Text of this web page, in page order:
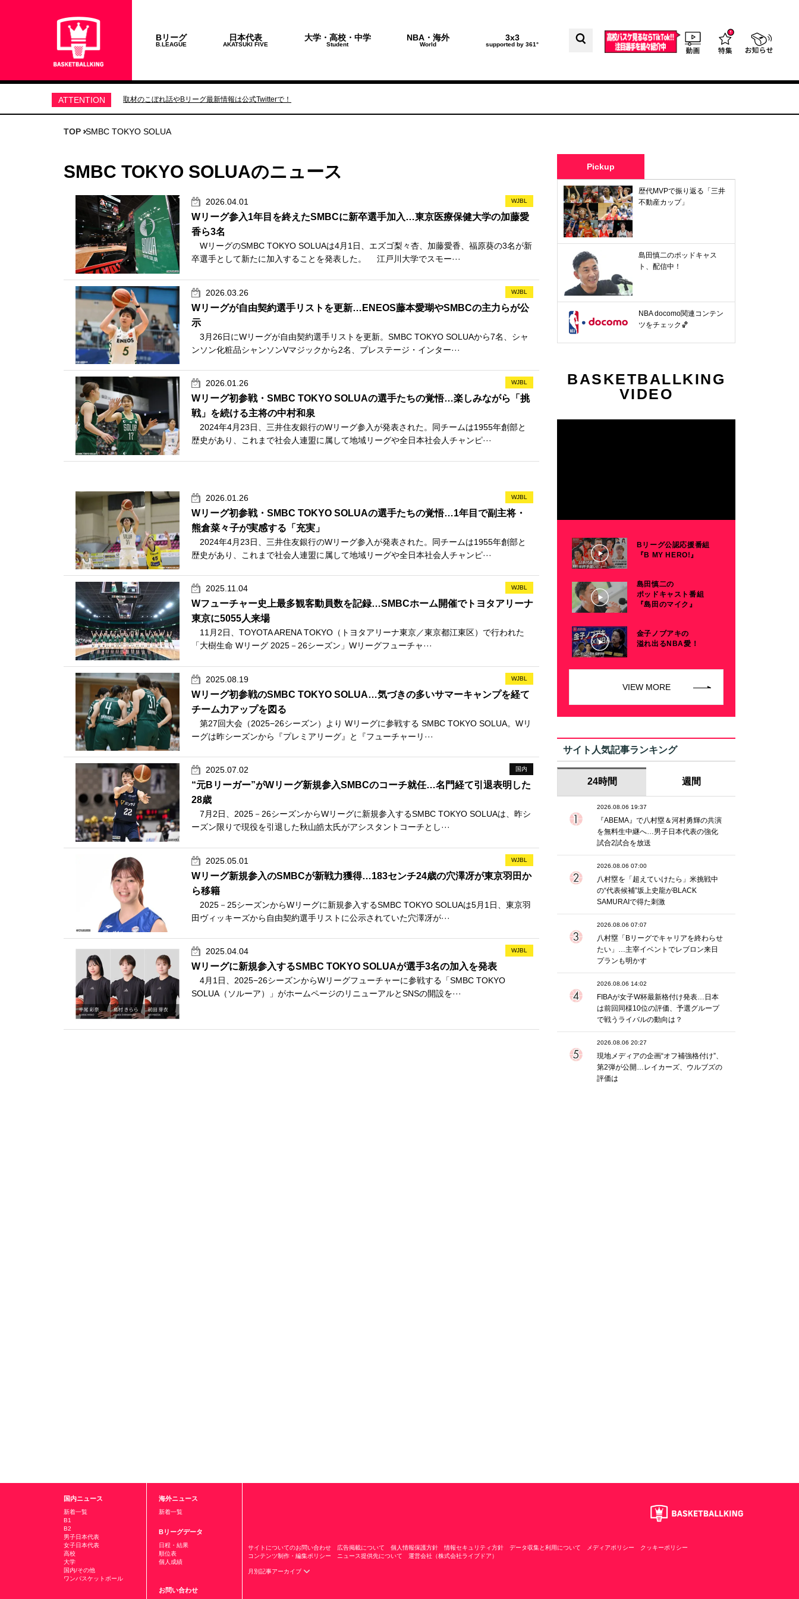
Bリーグ
B.LEAGUE
日本代表
AKATSUKI FIVE
大学・高校・中学
Student
NBA・海外
World
3x3
supported by 361°
ATTENTION 取材のこぼれ話やBリーグ最新情報は公式Twitterで！
TOP SMBC TOKYO SOLUA
SMBC TOKYO SOLUAのニュース
WJBL
2026.04.01
Wリーグ参入1年目を終えたSMBCに新卒選手加入…東京医療保健大学の加藤愛
香ら3名
WリーグのSMBC TOKYO SOLUAは4月1日、エズゴ梨々杏、加藤愛香、福原葵の3名が新
卒選手として新たに加入することを発表した。 江戸川大学でスモー···
WJBL
2026.03.26
Wリーグが自由契約選手リストを更新…ENEOS藤本愛瑚やSMBCの主力らが公
示
3月26日にWリーグが自由契約選手リストを更新。SMBC TOKYO SOLUAから7名、シャ
ンソン化粧品シャンソンVマジックから2名、プレステージ・インター···
WJBL
2026.01.26
Wリーグ初参戦・SMBC TOKYO SOLUAの選手たちの覚悟…楽しみながら「挑
戦」を続ける主将の中村和泉
2024年4月23日、三井住友銀行のWリーグ参入が発表された。同チームは1955年創部と
歴史があり、これまで社会人連盟に属して地域リーグや全日本社会人チャンピ···
WJBL
2026.01.26
Wリーグ初参戦・SMBC TOKYO SOLUAの選手たちの覚悟…1年目で副主将・
熊倉菜々子が実感する「充実」
2024年4月23日、三井住友銀行のWリーグ参入が発表された。同チームは1955年創部と
歴史があり、これまで社会人連盟に属して地域リーグや全日本社会人チャンピ···
WJBL
2025.11.04
Wフューチャー史上最多観客動員数を記録…SMBCホーム開催でトヨタアリーナ
東京に5055人来場
11月2日、TOYOTA ARENA TOKYO（トヨタアリーナ東京／東京都江東区）で行われた
「大樹生命 Wリーグ 2025－26シーズン」Wリーグフューチャ···
WJBL
2025.08.19
Wリーグ初参戦のSMBC TOKYO SOLUA…気づきの多いサマーキャンプを経て
チーム力アップを図る
第27回大会（2025−26シーズン）より Wリーグに参戦する SMBC TOKYO SOLUA。Wリ
ーグは昨シーズンから『プレミアリーグ』と『フューチャーリ···
国内
2025.07.02
“元Bリーガー”がWリーグ新規参入SMBCのコーチ就任…名門経て引退表明した
28歳
7月2日、2025－26シーズンからWリーグに新規参入するSMBC TOKYO SOLUAは、昨シ
ーズン限りで現役を引退した秋山皓太氏がアシスタントコーチとし···
WJBL
2025.05.01
Wリーグ新規参入のSMBCが新戦力獲得…183センチ24歳の穴澤冴が東京羽田か
ら移籍
2025－25シーズンからWリーグに新規参入するSMBC TOKYO SOLUAは5月1日、東京羽
田ヴィッキーズから自由契約選手リストに公示されていた穴澤冴が···
WJBL
2025.04.04
Wリーグに新規参入するSMBC TOKYO SOLUAが選手3名の加入を発表
4月1日、2025−26シーズンからWリーグフューチャーに参戦する「SMBC TOKYO
SOLUA（ソルーア）」がホームページのリニューアルとSNSの開設を···
Pickup
歴代MVPで振り返る「三井
不動産カップ」
島田慎二のポッドキャス
ト、配信中！
NBA docomo関連コンテン
ツをチェック🏀
BASKETBALLKING
VIDEO
Bリーグ公認応援番組
『B MY HERO!』
島田慎二の
ポッドキャスト番組
『島田のマイク』
金子ノブアキの
溢れ出るNBA愛！
VIEW MORE
サイト人気記事ランキング
24時間 週間
2026.08.06 19:37
『ABEMA』で八村塁＆河村勇輝の共演
を無料生中継へ…男子日本代表の強化
試合2試合を放送
2026.08.06 07:00
八村塁を「超えていけたら」米挑戦中
の“代表候補”坂上史龍がBLACK
SAMURAIで得た刺激
2026.08.06 07:07
八村塁「Bリーグでキャリアを終わらせ
たい」…主宰イベントでレブロン来日
プランも明かす
2026.08.06 14:02
FIBAが女子W杯最新格付け発表…日本
は前回同様10位の評価、予選グループ
で戦うライバルの動向は？
2026.08.06 20:27
現地メディアの企画“オフ補強格付け”、
第2弾が公開…レイカーズ、ウルブズの
評価は
国内ニュース
新着一覧
B1
B2
男子日本代表
女子日本代表
高校
大学
国内/その他
ワンバスケットボール
海外ニュース
新着一覧
Bリーグデータ
日程・結果
順位表
個人成績
お問い合わせ
サイトについてのお問い合わせ 広告掲載について 個人情報保護方針 情報セキュリティ方針 データ収集と利用について メディアポリシー
クッキーポリシー
コンテンツ制作・編集ポリシー
ニュース提供先について 運営会社（株式会社ライブドア）
月別記事アーカイブ